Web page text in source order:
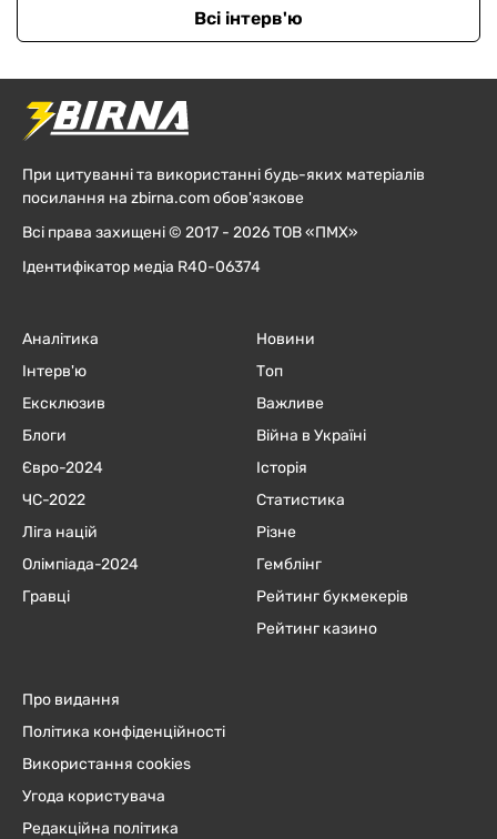
Всі інтерв'ю
При цитуванні та використанні будь-яких матеріалів
посилання на zbirna.com обов'язкове
Всі права захищені © 2017 - 2026 ТОВ «ПМХ»
Ідентифікатор медіа R40-06374
Аналітика
Інтерв'ю
Ексклюзив
Блоги
Євро-2024
ЧC-2022
Ліга націй
Олімпіада-2024
Гравці
Новини
Топ
Важливе
Війна в Україні
Історія
Статистика
Різне
Гемблінг
Рейтинг букмекерів
Рейтинг казино
Про видання
Політика конфіденційності
Використання cookies
Угода користувача
Редакційна політика